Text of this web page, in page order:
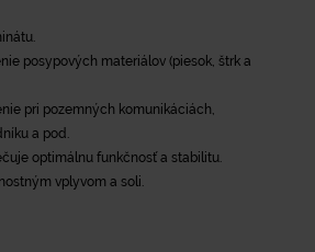
posypových materiálov (piesok, štrk a
pri pozemných komunikáciách,
a pod.
optimálnu funkčnosť a stabilitu.
vplyvom a soli.